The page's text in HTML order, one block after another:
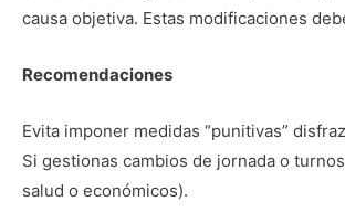
causa objetiva. Estas modificaciones
Recomendaciones
Evita imponer medidas “punitivas”
Si gestionas cambios de jornada o
salud o económicos).